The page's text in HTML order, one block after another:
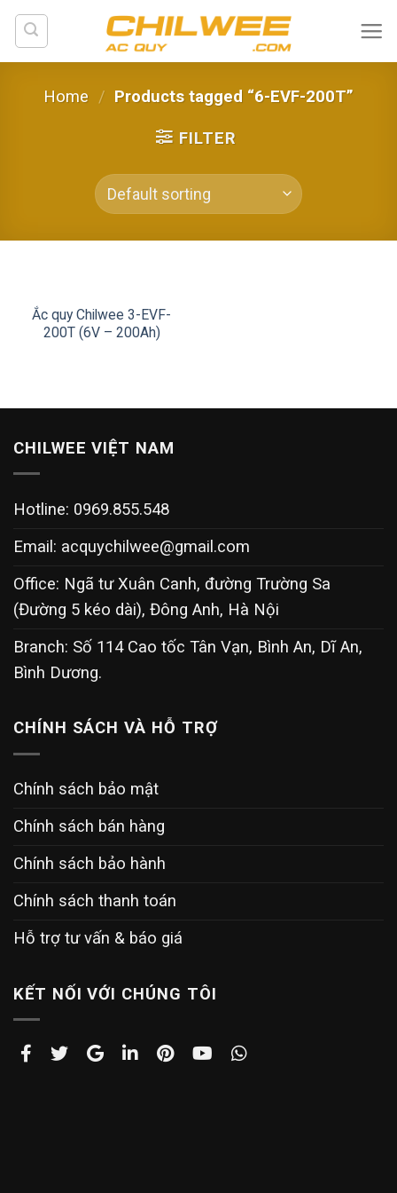
Skip
content
Home / Products tagged “6-EVF-200T”
FILTER
Ắc quy Chilwee 3-EVF-
200T (6V – 200Ah)
CHILWEE VIỆT NAM
Hotline: 0969.855.548
Email: acquychilwee@gmail.com
Office: Ngã tư Xuân Canh, đường Trường Sa
(Đường 5 kéo dài), Đông Anh, Hà Nội
Branch: Số 114 Cao tốc Tân Vạn, Bình An, Dĩ An,
Bình Dương.
CHÍNH SÁCH VÀ HỖ TRỢ
Chính sách bảo mật
Chính sách bán hàng
Chính sách bảo hành
Chính sách thanh toán
Hỗ trợ tư vấn & báo giá
KẾT NỐI VỚI CHÚNG TÔI